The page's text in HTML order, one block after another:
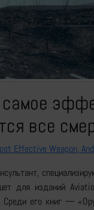
все
Effective Weapon,
для изданий
его книг —